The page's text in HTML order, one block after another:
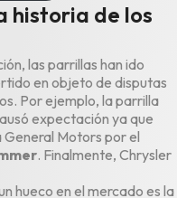
historia de los
las parrillas han ido
en objeto de disputas
Por ejemplo, la parrilla
expectación ya que
Motors por el
. Finalmente, Chrysler
hueco en el mercado es la